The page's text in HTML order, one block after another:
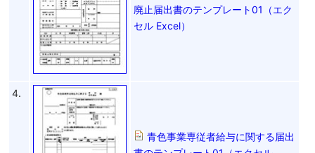
廃止届出書のテンプレート01（エク
セル Excel）
4.
青色事業専従者給与に関する届出